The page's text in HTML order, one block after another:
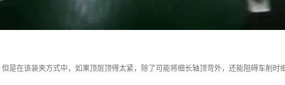
是在该装夹方式中，如果顶层顶得太紧，除了可能将细长轴顶弯外，还能阻碍车削时